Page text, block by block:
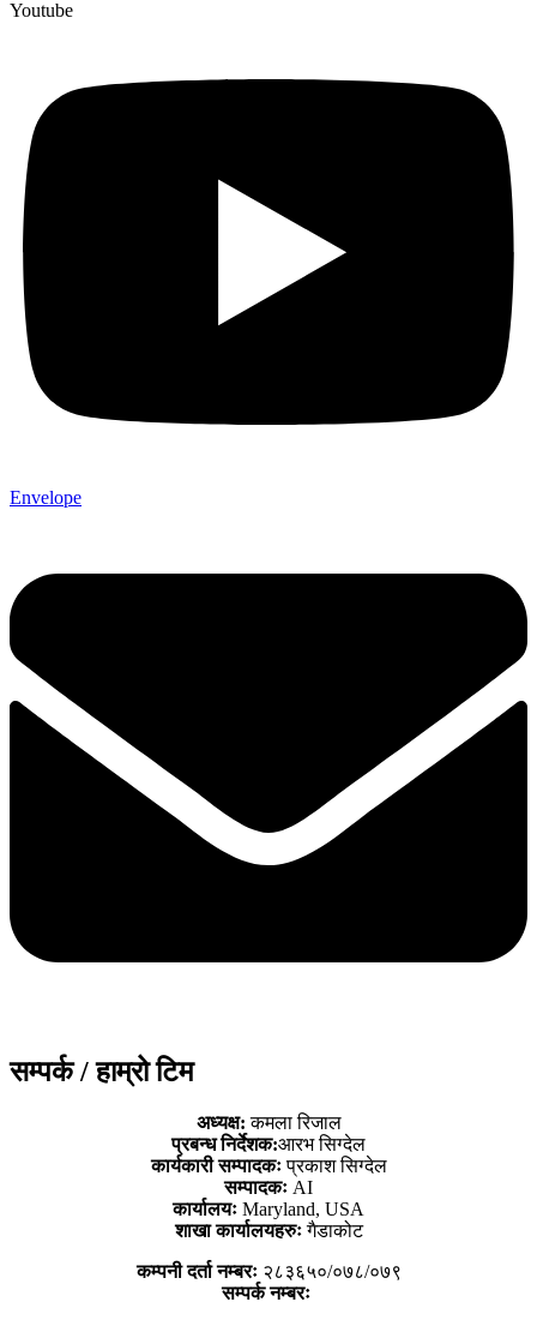
Youtube
Envelope
सम्पर्क / हाम्रो टिम
अध्यक्ष:कमला रिजाल
प्रबन्ध निर्देशक:आरभ सिग्देल
कार्यकारी सम्पादकःप्रकाश सिग्देल
सम्पादकः AI
कार्यालयः Maryland, USA
शाखा कार्यालयहरुःगैडाकोट
कम्पनी दर्ता नम्बरः२८३६५०/०७८/०७९
सम्पर्क नम्बरः